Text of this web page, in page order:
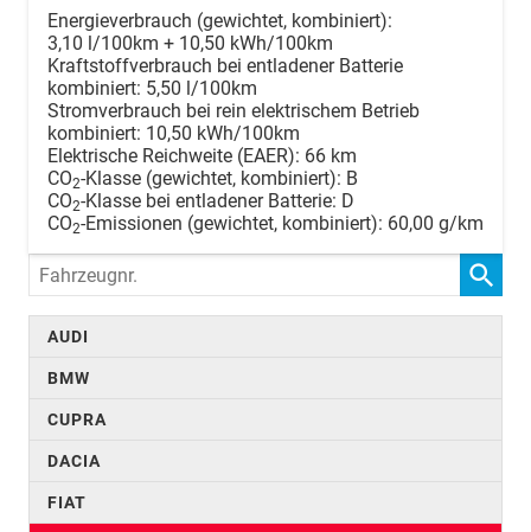
Energieverbrauch (gewichtet, kombiniert):
3,10 l/100km + 10,50 kWh/100km
Kraftstoffverbrauch bei entladener Batterie
kombiniert: 5,50 l/100km
Stromverbrauch bei rein elektrischem Betrieb
kombiniert: 10,50 kWh/100km
Elektrische Reichweite (EAER): 66 km
CO2-Klasse (gewichtet, kombiniert): B
CO2-Klasse bei entladener Batterie: D
CO2-Emissionen (gewichtet, kombiniert): 60,00 g/km
Fahrzeugnr.
AUDI
BMW
CUPRA
DACIA
FIAT